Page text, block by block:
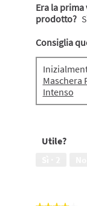
Era la
prodotto?
Consiglia
Maschera
Intenso
Utile?